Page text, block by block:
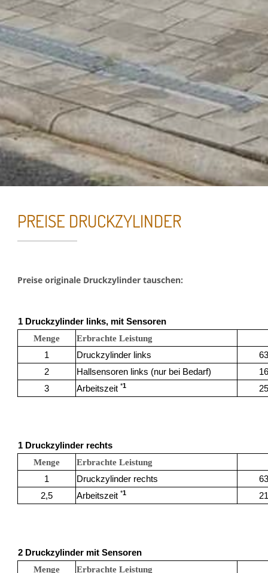
PREISE DRUCKZYLINDER
Preise originale Druckzylinder tauschen:
1 Druckzylinder links, mit Sensoren
Menge Erbrachte Leistung
1 Druckzylinder links
2
Hallsensoren links (nur bei Bedarf)
3
Arbeitszeit *1
1 Druckzylinder rechts
Menge Erbrachte Leistung
1 Druckzylinder rechts
2,5
Arbeitszeit *1
2 Druckzylinder mit Sensoren
Menge Erbrachte Leistung
Google Maps
Google Analytics
Auswahl speichern